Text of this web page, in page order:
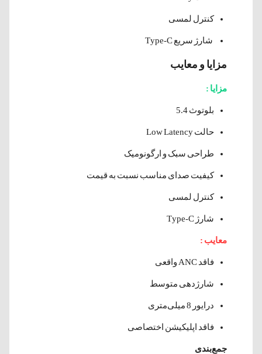
کنترل لمسی
شارژ سریع Type-C
مزایا و معایب
مزایا :
بلوتوث 5.4
حالت Low Latency
طراحی سبک و ارگونومیک
کیفیت صدای مناسب نسبت به قیمت
کنترل لمسی
شارژ Type-C
معایب :
فاقد ANC واقعی
شارژدهی متوسط
درایور 8 میلی‌متری
فاقد اپلیکیشن اختصاصی
جمع‌بندی